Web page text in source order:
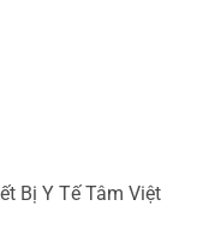
Bị Y Tế Tâm Việt